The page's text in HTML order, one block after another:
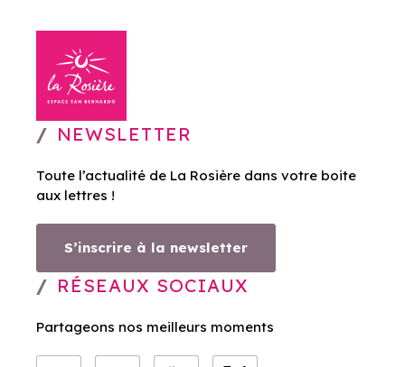
NEWSLETTER
Toute l’actualité de La Rosière dans votre boite
aux lettres !
S’inscrire à la newsletter
RÉSEAUX SOCIAUX
Partageons nos meilleurs moments